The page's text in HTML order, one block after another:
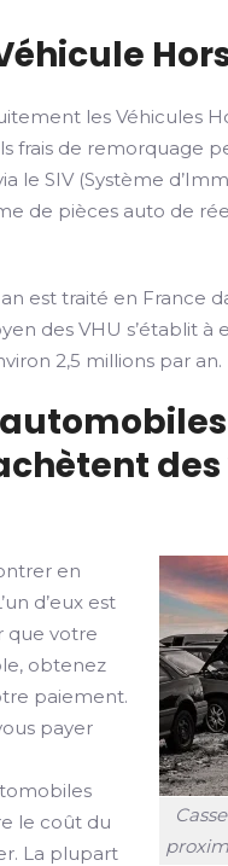
les Véhicules
frais de remorquage
le SIV (Système
de pièces auto de
est traité en France
des VHU s’établit à
2,5 millions par an.
achètent
en
d’eux est
que votre
obtenez
paiement.
payer
le coût du
La plupart